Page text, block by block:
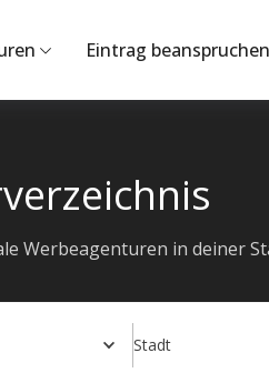
Eintrag beanspruchen
Werbeagenturen in deiner
Stadt